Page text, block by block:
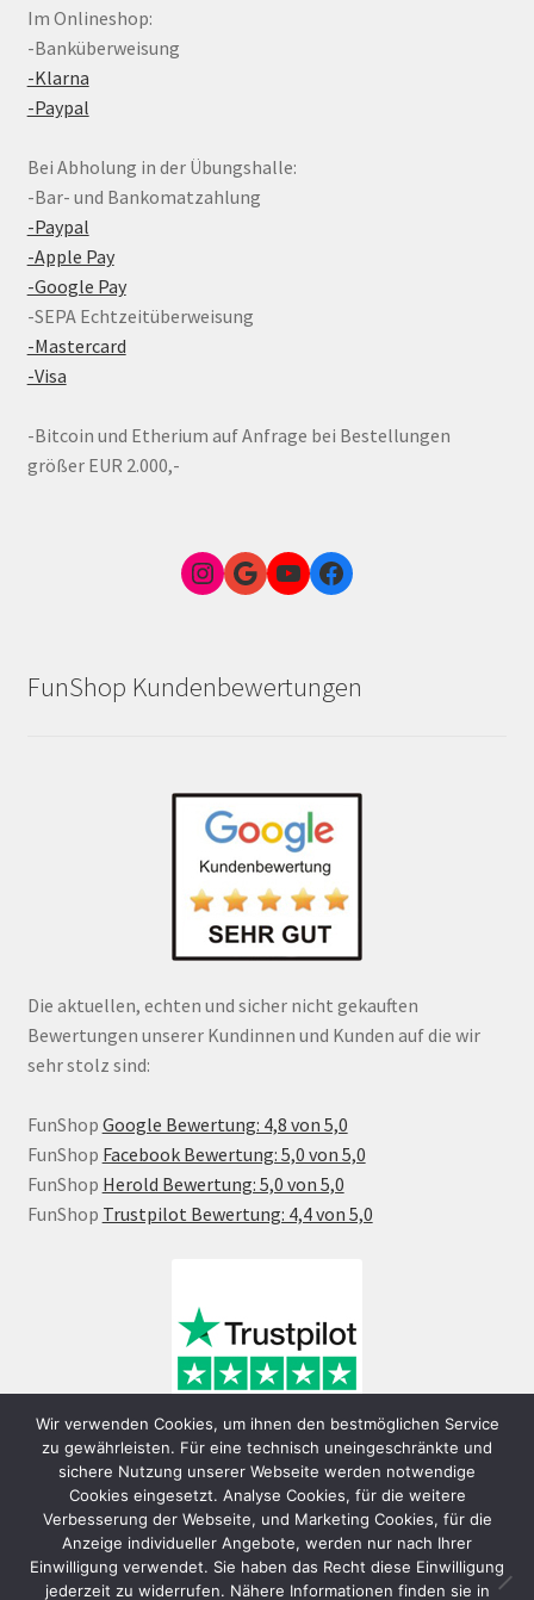
Im Onlineshop:
-Banküberweisung
-Klarna
-Paypal
Bei Abholung in der Übungshalle:
-Bar- und Bankomatzahlung
-Paypal
-Apple Pay
-Google Pay
-SEPA Echtzeitüberweisung
-Mastercard
-Visa
-Bitcoin und Etherium auf Anfrage bei Bestellungen
größer EUR 2.000,-
Instagram
Google Link zum FunShop WienYouTubeFacebook
FunShop Kundenbewertungen
Die aktuellen, echten und sicher nicht gekauften
Bewertungen unserer Kundinnen und Kunden auf die wir
sehr stolz sind:
FunShop Google Bewertung: 4,8 von 5,0
FunShop Facebook Bewertung: 5,0 von 5,0
FunShop Herold Bewertung: 5,0 von 5,0
FunShop Trustpilot Bewertung: 4,4 von 5,0
Wir verwenden Cookies, um ihnen den bestmöglichen Service
zu gewährleisten. Für eine technisch uneingeschränkte und
sichere Nutzung unserer Webseite werden notwendige
Cookies eingesetzt. Analyse Cookies, für die weitere
Verbesserung der Webseite, und Marketing Cookies, für die
Anzeige individueller Angebote, werden nur nach Ihrer
Einwilligung verwendet. Sie haben das Recht diese Einwilligung
jederzeit zu widerrufen. Nähere Informationen finden sie in